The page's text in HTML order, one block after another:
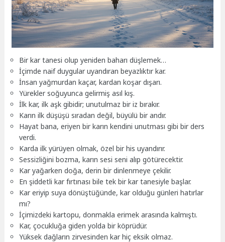
Bir kar tanesi olup yeniden baharı düşlemek…
İçimde naif duygular uyandıran beyazlıktır kar.
İnsan yağmurdan kaçar, kardan koşar dışarı.
Yürekler soğuyunca gelirmiş asıl kış.
İlk kar, ilk aşk gibidir; unutulmaz bir iz bırakır.
Karın ilk düşüşü sıradan değil, büyülü bir andır.
Hayat bana, eriyen bir karın kendini unutması gibi bir ders
verdi.
Karda ilk yürüyen olmak, özel bir his uyandırır.
Sessizliğini bozma, karın sesi seni alıp götürecektir.
Kar yağarken doğa, derin bir dinlenmeye çekilir.
En şiddetli kar fırtınası bile tek bir kar tanesiyle başlar.
Kar eriyip suya dönüştüğünde, kar olduğu günleri hatırlar
mı?
İçimizdeki kartopu, donmakla erimek arasında kalmıştı.
Kar, çocukluğa giden yolda bir köprüdür.
Yüksek dağların zirvesinden kar hiç eksik olmaz.